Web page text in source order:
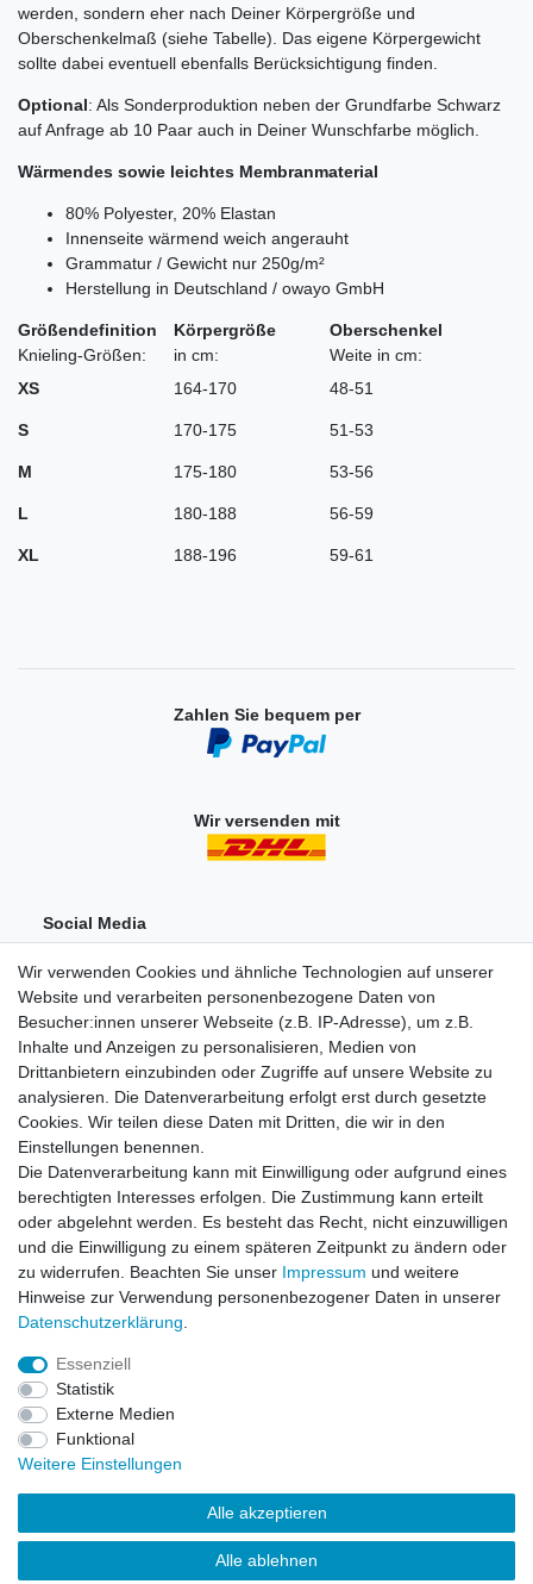
werden, sondern eher nach Deiner Körpergröße und
Oberschenkelmaß (siehe Tabelle). Das eigene Körpergewicht
sollte dabei eventuell ebenfalls Berücksichtigung finden.
Optional: Als Sonderproduktion neben der Grundfarbe Schwarz
auf Anfrage ab 10 Paar auch in Deiner Wunschfarbe möglich.
Wärmendes sowie leichtes Membranmaterial
80% Polyester, 20% Elastan
Innenseite wärmend weich angerauht
Grammatur / Gewicht nur 250g/m²
Herstellung in Deutschland / owayo GmbH
Größendefinition
Knieling-Größen:
Körpergröße
in cm:
Oberschenkel
Weite in cm:
XS
164-170 48-51
S 170-175 51-53
M 175-180 53-56
L 180-188 56-59
XL 188-196 59-61
Zahlen Sie bequem per
Wir versenden mit
Social Media
Einkaufen
Zahlungsarten
Versandarten & -kosten
Widerrufsrecht
Zum Online-Widerruf
Mein Konto
Login
Unternehmen
Kontakt
Datenschutzerklärung
AGB
Qualität
Wir verwenden Cookies und ähnliche Technologien auf unserer
Website und verarbeiten personenbezogene Daten von
Besucher:innen unserer Webseite (z.B. IP-Adresse), um z.B.
Inhalte und Anzeigen zu personalisieren, Medien von
Drittanbietern einzubinden oder Zugriffe auf unsere Website zu
analysieren. Die Datenverarbeitung erfolgt erst durch gesetzte
Cookies. Wir teilen diese Daten mit Dritten, die wir in den
Einstellungen benennen.
Die Datenverarbeitung kann mit Einwilligung oder aufgrund eines
berechtigten Interesses erfolgen. Die Zustimmung kann erteilt
oder abgelehnt werden. Es besteht das Recht, nicht einzuwilligen
und die Einwilligung zu einem späteren Zeitpunkt zu ändern oder
zu widerrufen. Beachten Sie unser Impressum und weitere
Hinweise zur Verwendung personenbezogener Daten in unserer
Daten­schutz­erklärung
Essenziell
Statistik
Externe Medien
Funktional
Weitere Einstellungen
Alle akzeptieren
Alle ablehnen